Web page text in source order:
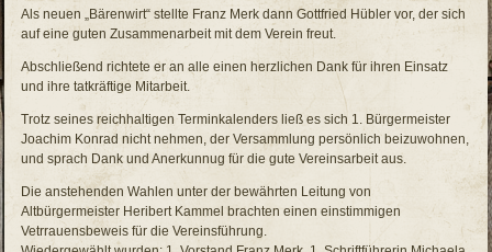
Als neuen „Bärenwirt“ stellte Franz Merk dann Gottfried Hübler vor, der sich
auf eine guten Zusammenarbeit mit dem Verein freut.
Abschließend richtete er an alle einen herzlichen Dank für ihren Einsatz
und ihre tatkräftige Mitarbeit.
Trotz seines reichhaltigen Terminkalenders ließ es sich 1. Bürgermeister
Joachim Konrad nicht nehmen, der Versammlung persönlich beizuwohnen,
und sprach Dank und Anerkunnug für die gute Vereinsarbeit aus.
Die anstehenden Wahlen unter der bewährten Leitung von
Altbürgermeister Heribert Kammel brachten einen einstimmigen
Vetrrauensbeweis für die Vereinsführung.